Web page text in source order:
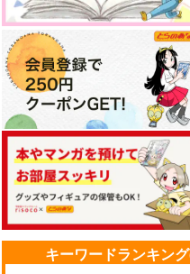
幾度も巡る季節の中で
メメントミント
2,987円（税込）
山姥切国広×山姥切長義
サンプル
作品詳細
星空と
WET
1,132円
山姥切
専売 707円（税込）
刀剣乱舞
山姥切国広×山姥切長義
サンプル
カート
472円（
刀剣乱舞
山姥切
キーワードランキン